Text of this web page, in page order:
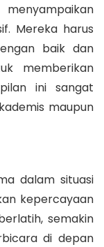
Mereka harus
baik dan
memberikan
ini sangat
maupun
dalam situasi
kepercayaan
semakin
di depan